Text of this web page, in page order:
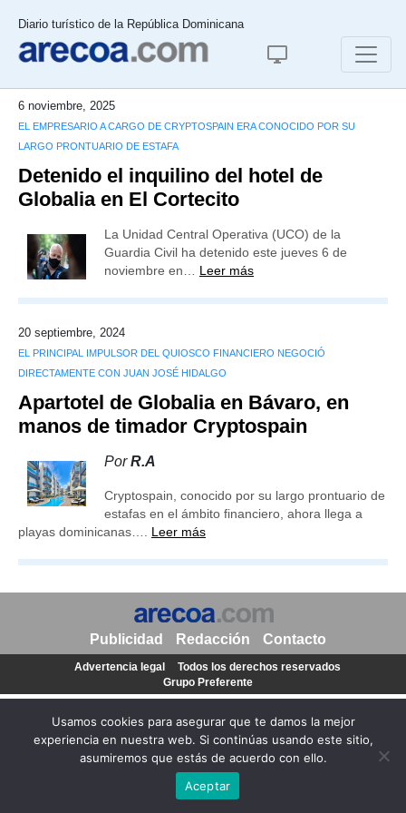
Diario turístico de la República Dominicana
6 noviembre, 2025
EL EMPRESARIO A CARGO DE CRYPTOSPAIN ERA CONOCIDO POR SU
LARGO PRONTUARIO DE ESTAFA
Detenido el inquilino del hotel de
Globalia en El Cortecito
La Unidad Central Operativa (UCO) de la
Guardia Civil ha detenido este jueves 6 de
noviembre en… Leer más
20 septiembre, 2024
EL PRINCIPAL IMPULSOR DEL QUIOSCO FINANCIERO NEGOCIÓ
DIRECTAMENTE CON JUAN JOSÉ HIDALGO
Apartotel de Globalia en Bávaro, en
manos de timador Cryptospain
PorR.A
Cryptospain, conocido por su largo prontuario de
estafas en el ámbito financiero, ahora llega a
playas dominicanas…. Leer más
Usamos cookies para asegurar que te damos la mejor
experiencia en nuestra web. Si continúas usando este sitio,
asumiremos que estás de acuerdo con ello.
Aceptar
Publicidad Redacción Contacto
Advertencia legal
Todos los derechos reservados
Grupo Preferente